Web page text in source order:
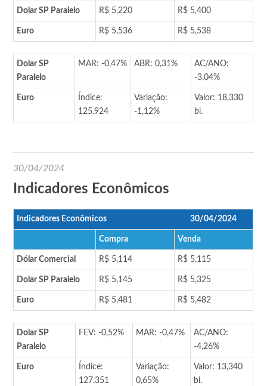
Dolar SP Paralelo R$ 5,220 R$ 5,400
Euro R$ 5,536 R$ 5,538
Dolar SP
Paralelo
MAR: -0,47% ABR: 0,31%
AC/ANO:
-3,04%
Euro
Índice:
125.924
Variação:
-1,12%
Valor: 18,330
bi.
30/04/2024
Indicadores Econômicos
Indicadores Econômicos 30/04/2024
Compra Venda
Dólar Comercial R$ 5,114 R$ 5,115
Dolar SP Paralelo R$ 5,145 R$ 5,325
Euro R$ 5,481 R$ 5,482
Dolar SP
Paralelo
FEV: -0,52% MAR: -0,47%
AC/ANO:
-4,26%
Euro
Índice:
127.351
Variação:
0,65%
Valor: 13,340
bi.